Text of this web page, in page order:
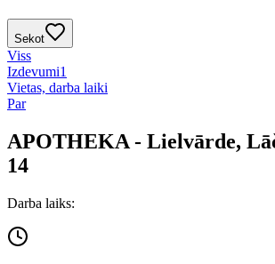
Sekot
Viss
Izdevumi1
Vietas, darba laiki
Par
APOTHEKA - Lielvārde,
14
Darba laiks: